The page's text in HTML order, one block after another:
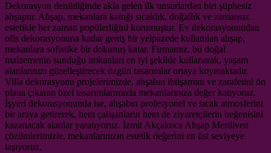
Dekorasyon denildiğinde akla gelen ilk unsurlardan biri şüphesiz
ahşaptır. Ahşap, mekanlara kattığı sıcaklık, doğallık ve zamansız
estetikle her zaman popülerliğini korumuştur. Ev dekorasyonundan
ofis dekorasyonuna kadar geniş bir yelpazede kullanılan ahşap,
mekanlara sofistike bir dokunuş katar. Firmamız, bu doğal
malzemenin sunduğu imkanları en iyi şekilde kullanarak, yaşam
alanlarınızı güzelleştirecek özgün tasarımlar ortaya koymaktadır.
Villa dekorasyonu projelerimizde, ahşabın ihtişamını ve zarafetini ön
plana çıkaran özel tasarımlarımızla mekanlarınıza değer katıyoruz.
İşyeri dekorasyonunda ise, ahşabın profesyonel ve sıcak atmosferini
bir araya getirerek, hem çalışanların hem de ziyaretçilerin beğenisini
kazanacak alanlar yaratıyoruz. İzmit Akçakoca Ahşap Merdiven
çözümlerimizle, mekanlarınızın estetik değerini en üst seviyeye
taşıyoruz.